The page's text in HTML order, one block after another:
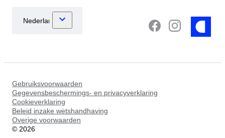
Gebruiksvoorwaarden
Gegevensbeschermings- en privacyverklaring
Cookieverklaring
Beleid inzake wetshandhaving
Overige voorwaarden
© 2026